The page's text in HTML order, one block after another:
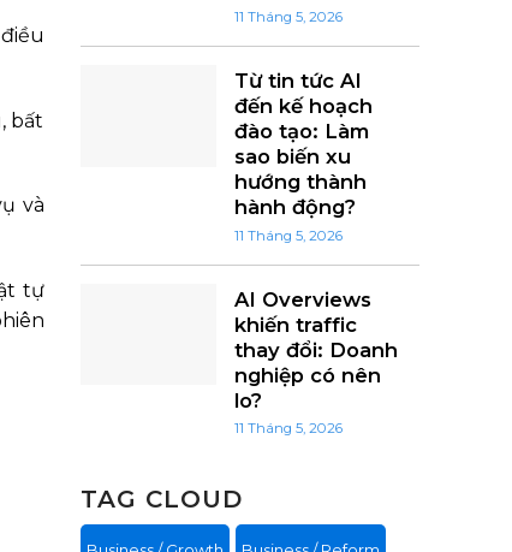
bất
và
tự
11 Tháng 5, 2026
Từ tin tức AI
đến kế hoạch
đào tạo: Làm
sao biến xu
hướng thành
hành động?
11 Tháng 5, 2026
AI Overviews
khiến traffic
thay đổi: Doanh
nghiệp có nên
lo?
11 Tháng 5, 2026
TAG CLOUD